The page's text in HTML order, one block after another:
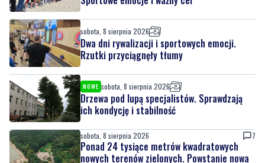
sobota, 8 sierpnia 2026
Dwa dni rywalizacji i sportowych emocji.
Rzutki przyciągnęły tłumy
NOWE sobota, 8 sierpnia 2026
Drzewa pod lupą specjalistów. Sprawdzają
ich kondycję i stabilność
sobota, 8 sierpnia 2026 7
Ponad 24 tysiące metrów kwadratowych
nowych terenów zielonych. Powstanie nowa